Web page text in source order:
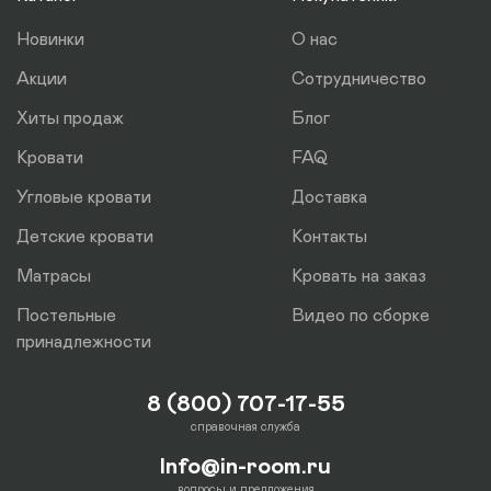
Новинки
Акции
Хиты продаж
Кровати
Угловые кровати
Детские кровати
Матрасы
Постельные
принадлежности
О нас
Сотрудничество
Блог
FAQ
Доставка
Контакты
Кровать на заказ
Видео по сборке
8 (800) 707-17-55
справочная служба
Info@in-room.ru